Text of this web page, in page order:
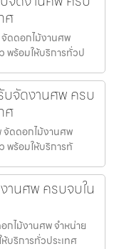
ศ
ดดอกไม้งานศพ
พร้อมให้บริการทั่วป
จัดงานศพ ครบ
ศ
ดดอกไม้งานศพ
พร้อมให้บริการทั
นศพ ครบจบใน
ไม้งานศพ จำหน่าย
บริการทั่วประเทศ